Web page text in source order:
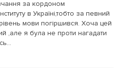
за кордоном
в Україні,тобто за певний
мови погіршився. Хоча цей
,але я була не проти нагадати